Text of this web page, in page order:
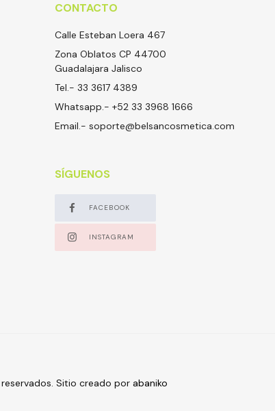
CONTACTO
Calle Esteban Loera 467
Zona Oblatos CP 44700
Guadalajara Jalisco
Tel.- 33 3617 4389
Whatsapp.- +52 33 3968 1666
Email.- soporte@belsancosmetica.com
SÍGUENOS
FACEBOOK
INSTAGRAM
Sitio creado por abaniko